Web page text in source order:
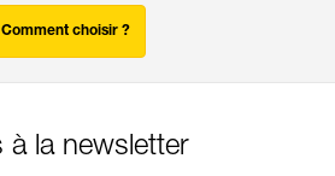
Comment choisir ?
à la newsletter